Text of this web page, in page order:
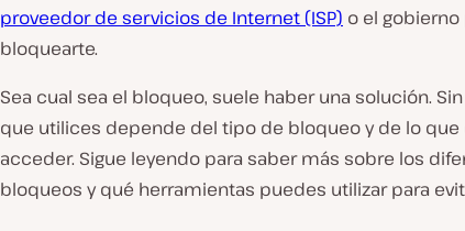
proveedor de servicios de Internet (ISP) o el
bloquearte.
Sea cual sea el bloqueo, suele haber una solución.
que utilices depende del tipo de bloqueo y de lo
acceder. Sigue leyendo para saber más sobre los
bloqueos y qué herramientas puedes utilizar para